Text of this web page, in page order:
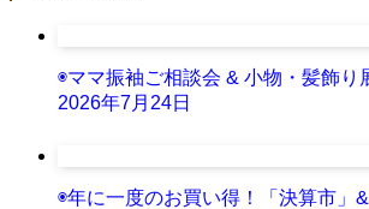
◉ママ振袖ご相談会 & 小物・髪飾り
2026年7月24日
◉年に一度のお買い得！「決算市」